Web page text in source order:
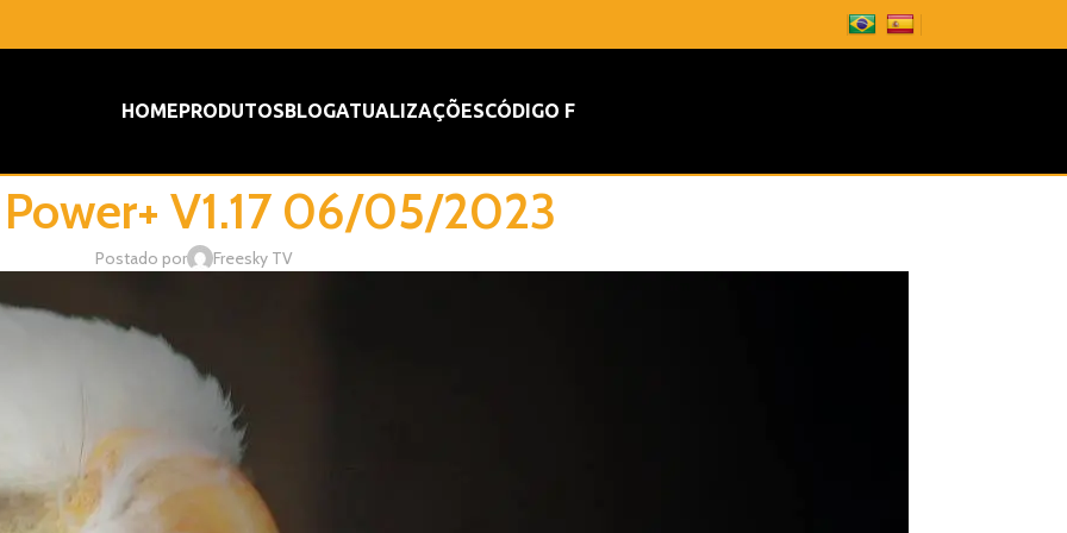
HOMEPRODUTOSBLOGATUALIZAÇÕESCÓDIGO F
V1.17 06/05/2023
Postado por Freesky TV